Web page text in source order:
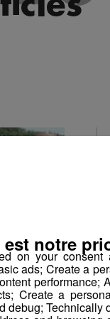
on your consent
ads; Create a
performance;
Create a
debug; Technically
est notre